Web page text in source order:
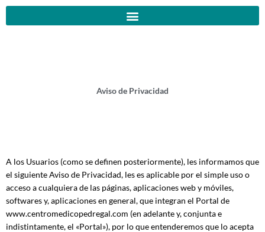
Aviso de Privacidad
A los Usuarios (como se definen posteriormente), les informamos que
el siguiente Aviso de Privacidad, les es aplicable por el simple uso o
acceso a cualquiera de las páginas, aplicaciones web y móviles,
softwares y, aplicaciones en general, que integran el Portal de
www.centromedicopedregal.com (en adelante y, conjunta e
indistintamente, el «Portal»), por lo que entenderemos que lo acepta